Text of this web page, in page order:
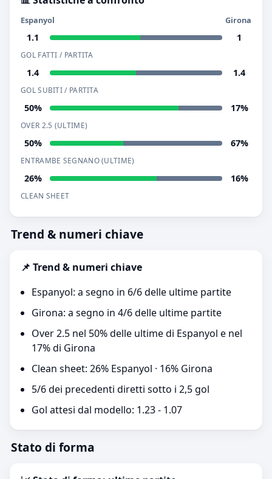
Espanyol Girona
1.1 1
GOL FATTI / PARTITA
1.4 1.4
GOL SUBITI / PARTITA
50% 17%
OVER 2.5 (ULTIME)
50% 67%
ENTRAMBE SEGNANO (ULTIME)
26% 16%
CLEAN SHEET
Trend & numeri chiave
📌 Trend & numeri chiave
Espanyol: a segno in 6/6 delle ultime partite
Girona: a segno in 4/6 delle ultime partite
Over 2.5 nel 50% delle ultime di Espanyol e nel
17% di Girona
Clean sheet: 26% Espanyol · 16% Girona
5/6 dei precedenti diretti sotto i 2,5 gol
Gol attesi dal modello: 1.23 - 1.07
Stato di forma